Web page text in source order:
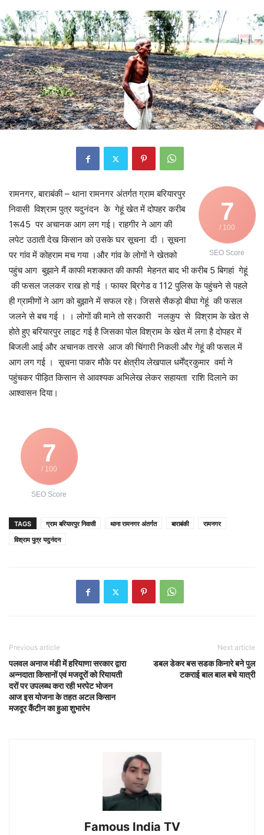
7
/ 100
SEO Score
रामनगर, बाराबंकी – थाना रामनगर अंतर्गत ग्राम बरियारपुर
निवासी विश्राम पुत्र यदुनंदन के गेहूं खेत में दोपहर करीब
1रू45 पर अचानक आग लग गई। राहगीर ने आग की
लपेट उठाती देख किसान को उसके घर सूचना दी । सूचना
पर गांव में कोहराम मच गया ।और गांव के लोगों ने खेतको
पहुंच आग बुझाने मैं काफी मशक्कत की काफी मेहनत बाद भी करीब 5 बिगहां गेहूं
की फसल जलकर राख हो गई । फायर ब्रिगेड व 112 पुलिस के पहुंचने से पहले
ही ग्रामीणों ने आग को बुझाने में सफल रहे। जिससे सैकड़ो बीघा गेहूं की फसल
जलने से बच गई । । लोगों की माने तो सरकारी नलकुप से विश्राम के खेत से
होते हुए बरियारपुर लाइट गई है जिसका पोल विश्राम के खेत में लगा है दोपहर में
बिजली आई और अचानक तारसे आज की चिंगारी निकली और गेहूं की फसल में
आग लग गई । सूचना पाकर मौके पर क्षेत्रीय लेखपाल धर्मेंद्रकुमार वर्मा ने
पहुंचकर पीड़ित किसान से आवश्यक अभिलेख लेकर सहायता राशि दिलाने का
आश्वासन दिया।
7
/ 100
SEO Score
TAGS ग्राम बरियारपुर निवासी थाना रामनगर अंतर्गत बाराबंकी
रामनगर
विश्राम पुत्र यदुनंदन
Previous article
पलवल अनाज मंडी में हरियाणा सरकार द्वारा
अन्नदाता किसानों एवं मजदूरों को रियायती
दरों पर उपलब्ध करा रही भरपेट भोजन
आज इस योजना के तहत अटल किसान
मजदूर कैंटीन का हुआ शुभारंभ
Next article
डबल डेकर बस सडक किनारे बने पुल
टकराई बाल बाल बचे यात्री
Famous India TV